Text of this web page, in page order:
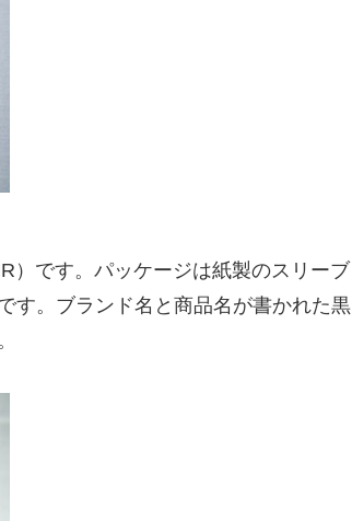
）です。パッケージは紙製のスリーブ
す。ブランド名と商品名が書かれた黒